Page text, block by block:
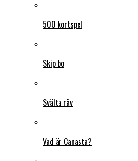
500 kortspel
Skip bo
Svälta räv
Vad är Canasta?